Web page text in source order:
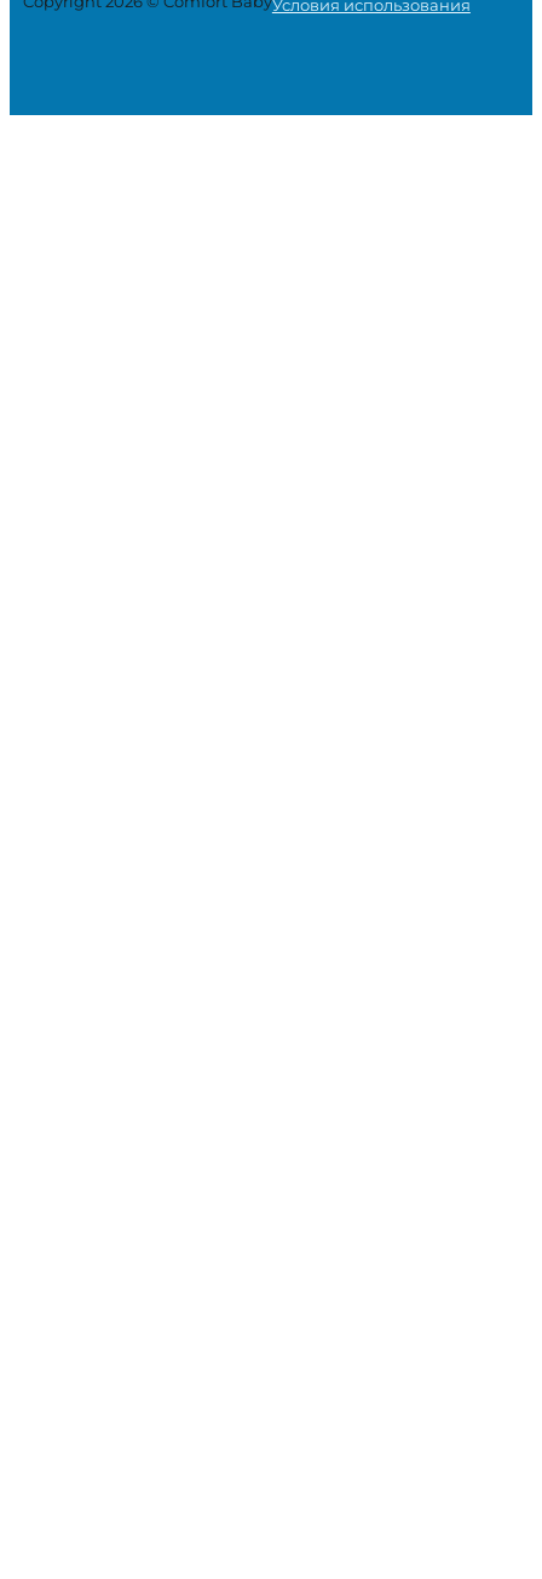
Условия использования